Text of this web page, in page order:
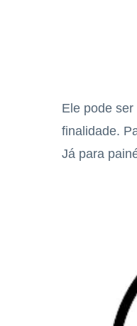
Ele pode
finalidade.
Já para